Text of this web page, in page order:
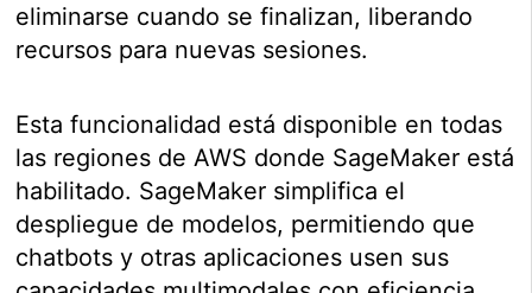
eliminarse cuando se finalizan, liberando
recursos para nuevas sesiones.
Esta funcionalidad está disponible en todas
las regiones de AWS donde SageMaker está
habilitado. SageMaker simplifica el
despliegue de modelos, permitiendo que
chatbots y otras aplicaciones usen sus